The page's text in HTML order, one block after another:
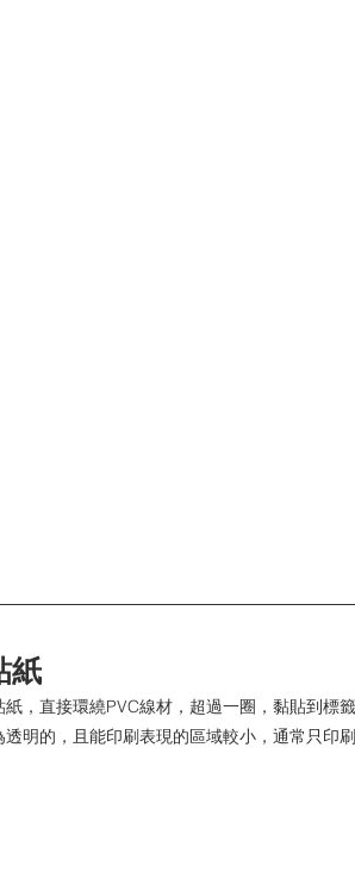
紙
紙，直接環繞PVC線材，超過一圈，黏貼到標
透明的，且能印刷表現的區域較小，通常只印